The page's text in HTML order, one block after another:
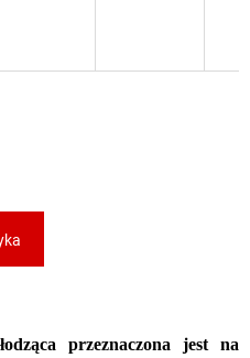
przeznaczona jest na